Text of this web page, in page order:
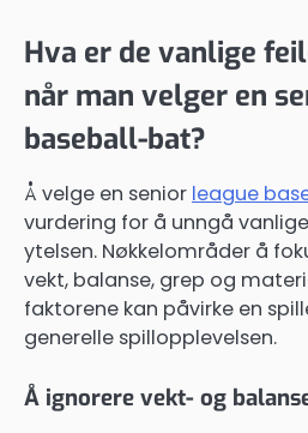
Hva er de vanlige
når man velger en
baseball-bat?
Å velge en senior league
vurdering for å unngå
ytelsen. Nøkkelområder å
vekt, balanse, grep og
faktorene kan påvirke en
generelle spillopplevelsen.
Å ignorere vekt- og